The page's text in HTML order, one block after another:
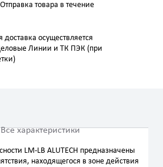
товара в течение
доставка осуществляется
Линии и ТК ПЭК (при
Все характеристики
LM-LB ALUTECH предназначены
находящегося в зоне действия